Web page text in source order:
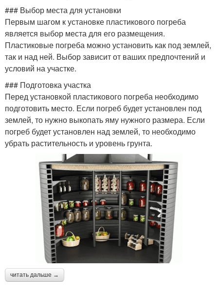
### Выбор места для установки
Первым шагом к установке пластикового погреба
является выбор места для его размещения.
Пластиковые погреба можно установить как под землей,
так и над ней. Выбор зависит от ваших предпочтений и
условий на участке.
### Подготовка участка
Перед установкой пластикового погреба необходимо
подготовить место. Если погреб будет установлен под
землей, то нужно выкопать яму нужного размера. Если
погреб будет установлен над землей, то необходимо
убрать растительность и уровень грунта.
читать дальше →